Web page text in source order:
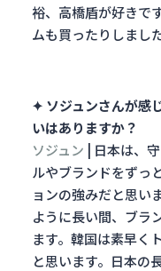
裕、高橋盾が好きで
ムも買ったりしました
✦ ソジュンさんが感
いはありますか？
ソジュン | 日本は、
ルやブランドをずっ
ョンの強みだと思い
ように長い間、ブラ
ます。韓国は素早く
と思います。日本の